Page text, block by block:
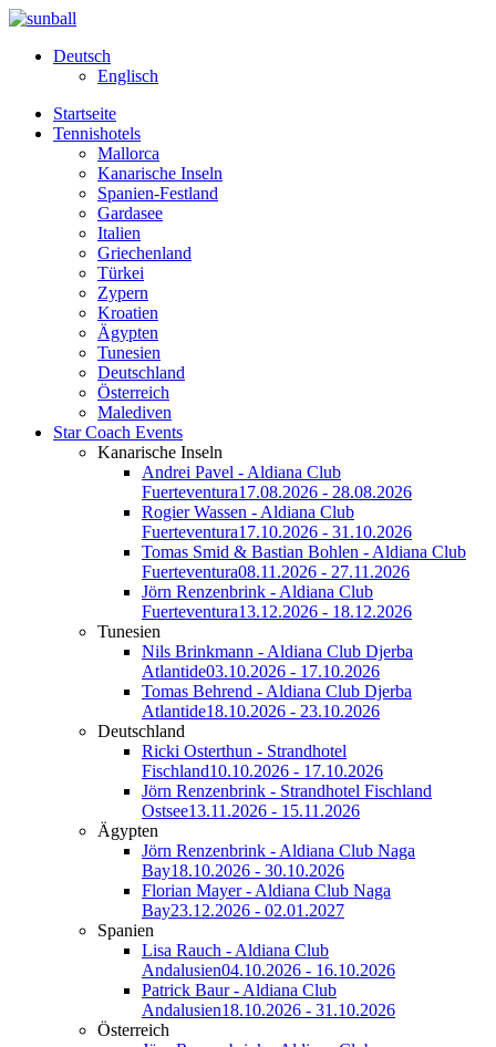
Deutsch
Englisch
Startseite
Tennishotels
Mallorca
Kanarische Inseln
Spanien-Festland
Gardasee
Italien
Griechenland
Türkei
Zypern
Kroatien
Ägypten
Tunesien
Deutschland
Österreich
Malediven
Star Coach Events
Kanarische Inseln
Andrei Pavel - Aldiana Club
Fuerteventura17.08.2026 - 28.08.2026
Rogier Wassen - Aldiana Club
Fuerteventura17.10.2026 - 31.10.2026
Tomas Smid & Bastian Bohlen - Aldiana Club
Fuerteventura08.11.2026 - 27.11.2026
Jörn Renzenbrink - Aldiana Club
Fuerteventura13.12.2026 - 18.12.2026
Tunesien
Nils Brinkmann - Aldiana Club Djerba
Atlantide03.10.2026 - 17.10.2026
Tomas Behrend - Aldiana Club Djerba
Atlantide18.10.2026 - 23.10.2026
Deutschland
Ricki Osterthun - Strandhotel
Fischland10.10.2026 - 17.10.2026
Jörn Renzenbrink - Strandhotel Fischland
Ostsee13.11.2026 - 15.11.2026
Ägypten
Jörn Renzenbrink - Aldiana Club Naga
Bay18.10.2026 - 30.10.2026
Florian Mayer - Aldiana Club Naga
Bay23.12.2026 - 02.01.2027
Spanien
Lisa Rauch - Aldiana Club
Andalusien04.10.2026 - 16.10.2026
Patrick Baur - Aldiana Club
Andalusien18.10.2026 - 31.10.2026
Österreich